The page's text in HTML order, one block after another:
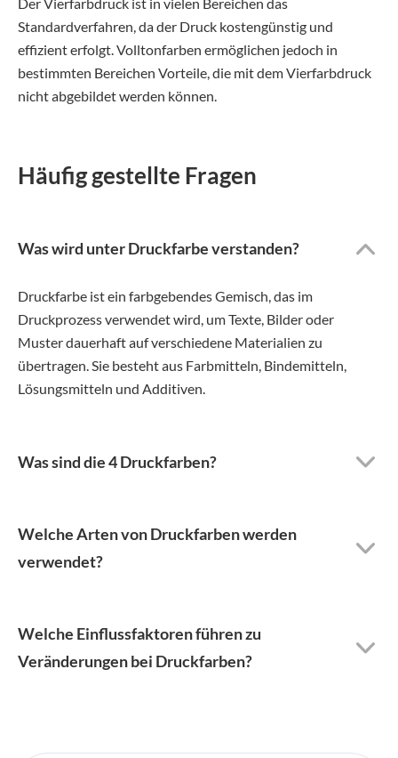
Standardverfahren, da der Druck kostengünstig und
effizient erfolgt. Volltonfarben ermöglichen jedoch in
bestimmten Bereichen Vorteile, die mit dem Vierfarbdruck
nicht abgebildet werden können.
Häufig gestellte Fragen
Was wird unter Druckfarbe verstanden?
Druckfarbe ist ein farbgebendes Gemisch, das im
Druckprozess verwendet wird, um Texte, Bilder oder
Muster dauerhaft auf verschiedene Materialien zu
übertragen. Sie besteht aus Farbmitteln, Bindemitteln,
Lösungsmitteln und Additiven.
Was sind die 4 Druckfarben?
Welche Arten von Druckfarben werden
verwendet?
Welche Einflussfaktoren führen zu
Veränderungen bei Druckfarben?